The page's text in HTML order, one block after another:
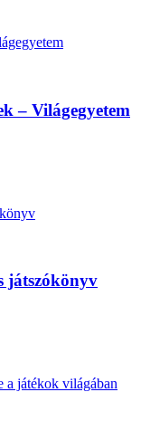
– Világegyetem
játszókönyv